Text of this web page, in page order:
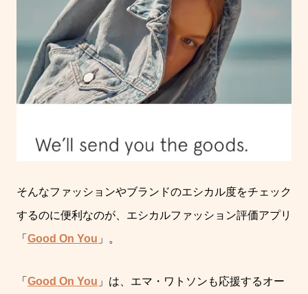
そんなファッションやブランドのエシカル度をチェック
するのに便利なのが、エシカルファッション評価アプリ
「 Good On You 」。
「 Good On You 」は、エマ・ワトソンも応援するオー